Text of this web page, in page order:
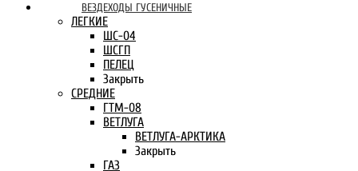
ВЕЗДЕХОДЫ ГУСЕНИЧНЫЕ
ЛЕГКИЕ
ШС-04
ШСГП
ПЕЛЕЦ
Закрыть
СРЕДНИЕ
ГТМ-08
ВЕТЛУГА
ВЕТЛУГА-АРКТИКА
Закрыть
ГАЗ